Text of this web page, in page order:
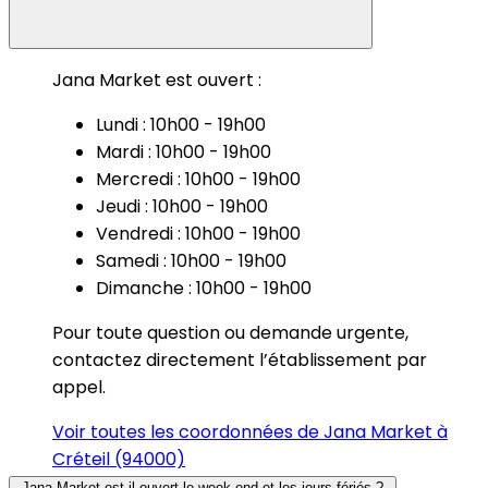
Jana Market est ouvert :
Lundi : 10h00 - 19h00
Mardi : 10h00 - 19h00
Mercredi : 10h00 - 19h00
Jeudi : 10h00 - 19h00
Vendredi : 10h00 - 19h00
Samedi : 10h00 - 19h00
Dimanche : 10h00 - 19h00
Pour toute question ou demande urgente,
contactez directement l’établissement par
appel.
Voir toutes les coordonnées de Jana Market à
Créteil (94000)